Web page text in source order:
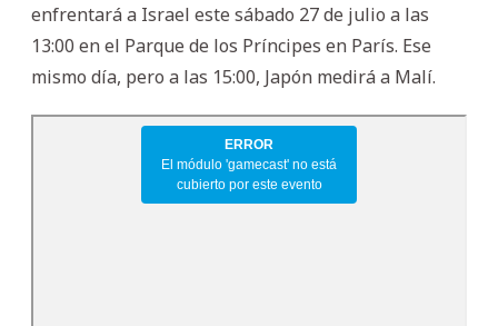
enfrentará a Israel este sábado 27 de julio a las
13:00 en el Parque de los Príncipes en París. Ese
mismo día, pero a las 15:00, Japón medirá a Malí.